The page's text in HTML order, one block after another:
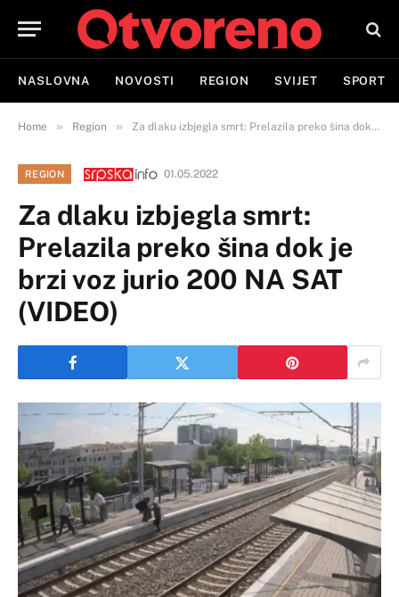
NASLOVNA NOVOSTI REGION SVIJET SPORT
Home » Region » Za dlaku izbjegla smrt: Prelazila preko šina dok je brzi voz jurio 200 NA SAT (VIDEO)
REGION 01.05.2022
Za dlaku izbjegla smrt:
Prelazila preko šina dok je
brzi voz jurio 200 NA SAT
(VIDEO)